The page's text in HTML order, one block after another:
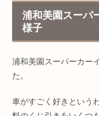
浦和美園スーパ
様子
浦和美園スーパーカー
た。
車がすごく好きという